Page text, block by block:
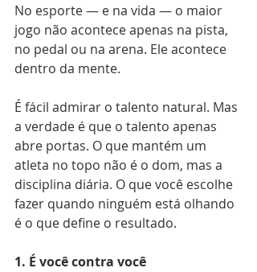
No esporte — e na vida — o maior
jogo não acontece apenas na pista,
no pedal ou na arena. Ele acontece
dentro da mente.
É fácil admirar o talento natural. Mas
a verdade é que o talento apenas
abre portas. O que mantém um
atleta no topo não é o dom, mas a
disciplina diária. O que você escolhe
fazer quando ninguém está olhando
é o que define o resultado.
1. É você contra você